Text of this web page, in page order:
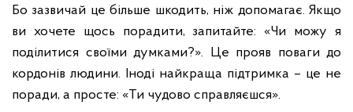
Бо зазвичай це більше шкодить, ніж допомагає. Якщо
ви хочете щось порадити, запитайте: «Чи можу я
поділитися своїми думками?». Це прояв поваги до
кордонів людини. Іноді найкраща підтримка – це не
поради, а просте: «Ти чудово справляєшся».